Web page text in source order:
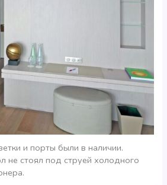
и порты были в наличии.
не стоял под струей холодного